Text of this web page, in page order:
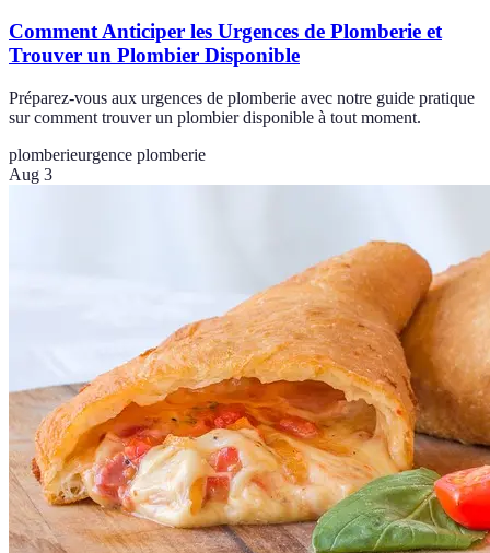
Comment Anticiper les Urgences de Plomberie et
Trouver un Plombier Disponible
Préparez-vous aux urgences de plomberie avec notre guide pratique
sur comment trouver un plombier disponible à tout moment.
plomberieurgence plomberie
Aug 3